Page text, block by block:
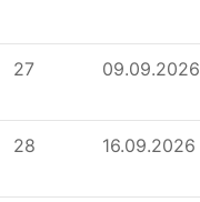
27 09.09.2026
28 16.09.2026